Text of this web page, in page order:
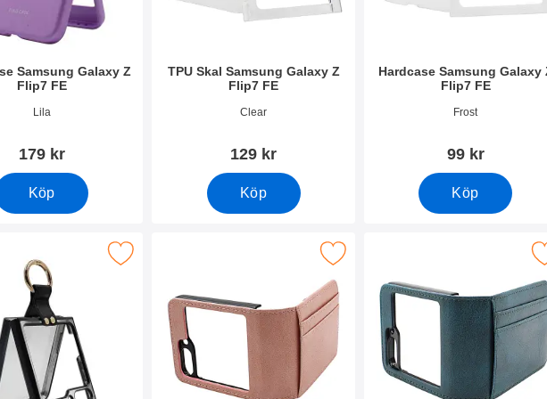
Samsung Galaxy Z
Flip7 FE
Lila
179 kr
Köp
TPU Skal Samsung Galaxy Z
Flip7 FE
Clear
129 kr
Köp
Hardcase Samsung Galaxy
Flip7 FE
Frost
99 kr
Köp
Samsung Galaxy Z Flip7 FE som favorit
Makera mobilwallet Samsung Galaxy Z Flip7 FE som favorit
Makera mobilwallet Samsung